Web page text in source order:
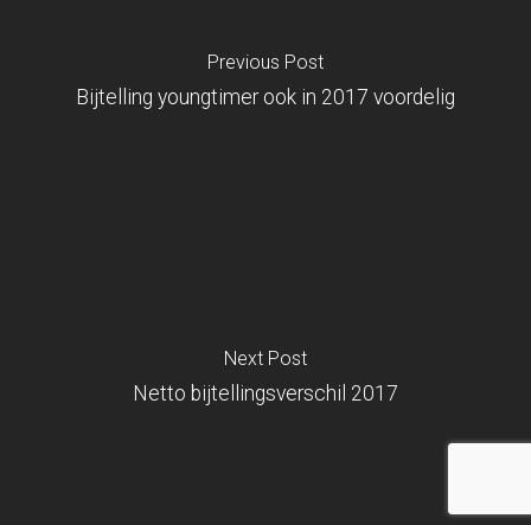
Previous Post
Bijtelling youngtimer ook in 2017 voordelig
Next Post
Netto bijtellingsverschil 2017